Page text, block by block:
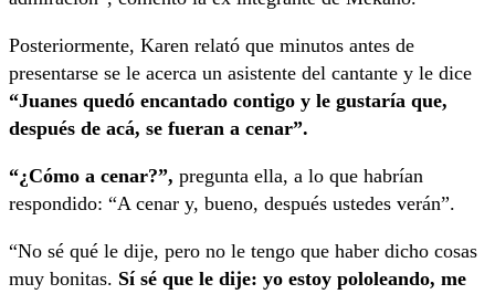
Posteriormente, Karen relató que minutos antes de
presentarse se le acerca un asistente del cantante y le dice
“Juanes quedó encantado contigo y le gustaría que,
después de acá, se fueran a cenar”.
“¿Cómo a cenar?”, pregunta ella, a lo que habrían
respondido: “A cenar y, bueno, después ustedes verán”.
“No sé qué le dije, pero no le tengo que haber dicho cosas
muy bonitas. Sí sé que le dije: yo estoy pololeando, me